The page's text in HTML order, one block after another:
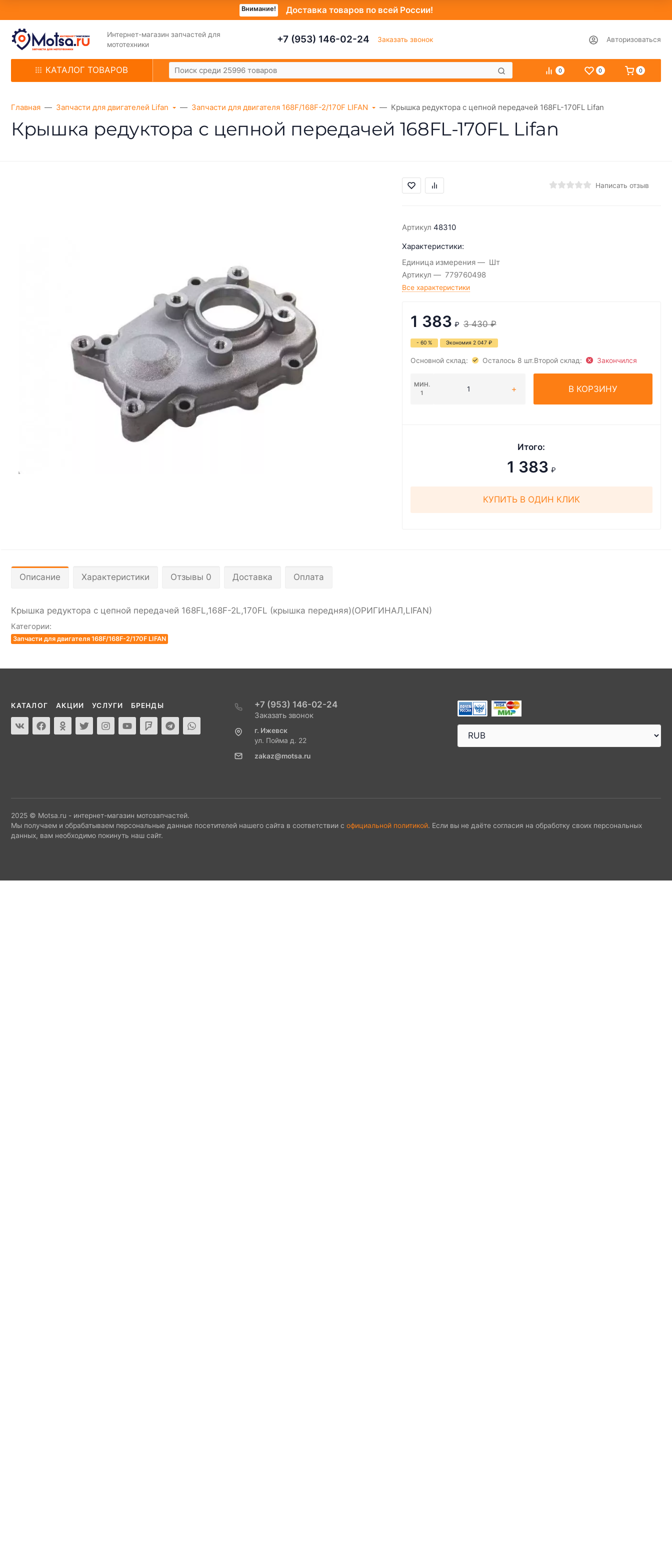
Внимание! Доставка товаров по всей России!
Интернет-магазин запчастей для
мототехники
+7 (953) 146-02-24 Заказать звонок Авторизоваться
КАТАЛОГ ТОВАРОВ 0 0 0
Главная Запчасти для двигателей Lifan Запчасти для двигателя 168F/168F-2/170F LIFAN Крышкa редукторa с цепной передaчей 168FL-170FL Lifan
Крышкa редукторa с цепной передaчей 168FL-170FL Lifan
Написать отзыв
Артикул 48310
Характеристики:
Единица измерения
Шт
Артикул
779760498
Все характеристики
1 383 ₽ 3 430 ₽
- 60 % Экономия 2 047 ₽
Основной склад: Осталось 8 шт.Второй склад: Закончился
МИН.
1
В КОРЗИНУ
Итого:
1 383 ₽
КУПИТЬ В ОДИН КЛИК
Описание Характеристики Отзывы 0 Доставка Оплата
Крышкa редукторa с цепной передaчей 168FL,168F-2L,170FL (крышкa передняя)(ОРИГИНАЛ,LIFAN)
Категории:
Запчасти для двигателя 168F/168F-2/170F LIFAN
КАТАЛОГ АКЦИИ УСЛУГИ БРЕНДЫ +7 (953) 146-02-24
Заказать звонок
г. Ижевск
ул. Пойма д. 22
zakaz@motsa.ru
2025 © Motsa.ru - интернет-магазин мотозапчастей.
Мы получаем и обрабатываем персональные данные посетителей нашего сайта в соответствии с официальной политикой. Если вы не даёте согласия на обработку своих персональных
данных, вам необходимо покинуть наш сайт.